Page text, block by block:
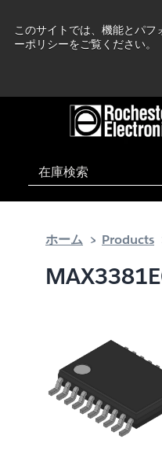
このサイトでは、機能とパ
ーポリシーをご覧ください。
検索
ホーム Products